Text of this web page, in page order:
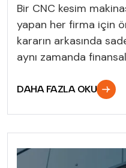
Bir CNC kesim
yapan her firma için
kararın arkasında
aynı zamanda
DAHA FAZLA OKU